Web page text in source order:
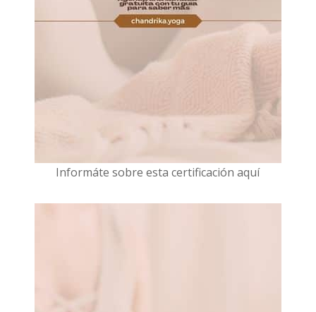
Informáte sobre esta certificación aquí